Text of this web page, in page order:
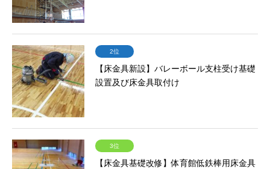
2位
【床金具新設】バレーボール支柱受け基礎
設置及び床金具取付け
3位
【床金具基礎改修】体育館低鉄棒用床金具